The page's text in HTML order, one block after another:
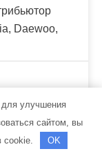
Daewoo,
для улучшения
сайтом, вы
cookie.
OK